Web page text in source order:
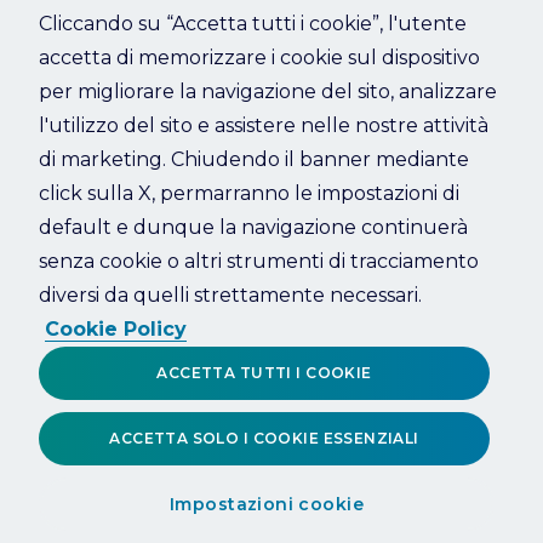
Refresh
Cliccando su “Accetta tutti i cookie”, l'utente
accetta di memorizzare i cookie sul dispositivo
per migliorare la navigazione del sito, analizzare
l'utilizzo del sito e assistere nelle nostre attività
di marketing. Chiudendo il banner mediante
click sulla X, permarranno le impostazioni di
default e dunque la navigazione continuerà
senza cookie o altri strumenti di tracciamento
diversi da quelli strettamente necessari.
Cookie Policy
Impostazioni cookie
ACCETTA SOLO I COOKIE ESSENZIALI
ACCETTA TUTTI I COOKIE